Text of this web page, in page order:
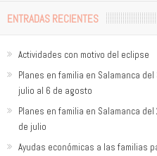
ENTRADAS RECIENTES
Actividades con motivo del eclipse
Planes en familia en Salamanca del
julio al 6 de agosto
Planes en familia en Salamanca del
de julio
Ayudas económicas a las familias